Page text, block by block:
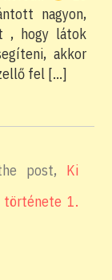
nagyon,
, hogy látok
akkor
fel […]
post, Ki
története 1.